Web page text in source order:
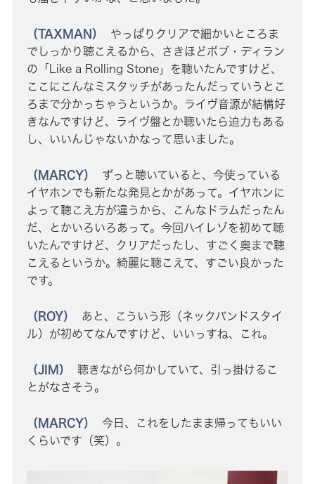
（TAXMAN）
やっぱりクリアで細かいところま
でしっかり聴こえるから、さきほどボブ・ディラン
の「Like a Rolling Stone」を聴いたんですけど、
ここにこんなミスタッチがあったんだっていうとこ
ろまで分かっちゃうというか。ライヴ音源が結構好
きなんですけど、ライヴ盤とか聴いたら迫力もある
し、いいんじゃないかなって思いました。
（MARCY）
ずっと聴いていると、今使っている
イヤホンでも新たな発見とかがあって。イヤホンに
よって聴こえ方が違うから、こんなドラムだったん
だ、とかいろいろあって。今回ハイレゾを初めて聴
いたんですけど、クリアだったし、すごく奥まで聴
こえるというか。綺麗に聴こえて、すごい良かった
です。
（ROY）
あと、こういう形（ネックバンドスタイ
ル）が初めてなんですけど、いいっすね、これ。
（JIM）
聴きながら何かしていて、引っ掛けるこ
とがなさそう。
（MARCY）
今日、これをしたまま帰ってもいい
くらいです（笑）。